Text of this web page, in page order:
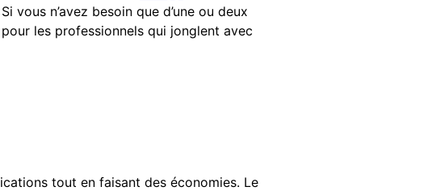
n’avez besoin que d’une ou deux
les professionnels qui jonglent avec
tout en faisant des économies. Le